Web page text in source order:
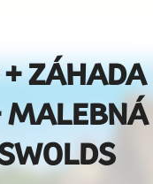
ZÁHADA
MALEBNÁ